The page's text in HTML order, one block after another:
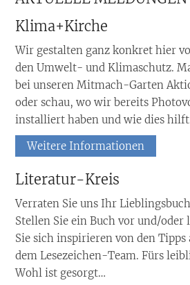
Klima+Kirche
Wir gestalten ganz konkret hier
den Umwelt- und Klimaschutz.
bei unseren Mitmach-Garten
oder schau, wo wir bereits
installiert haben und wie dies
Weitere Informationen
Literatur-Kreis
Verraten Sie uns Ihr
Stellen Sie ein Buch vor und/oder
Sie sich inspirieren von den Tipps
dem Lesezeichen-Team. Fürs
Wohl ist gesorgt…